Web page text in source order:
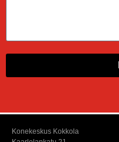
Konekeskus Kokkola